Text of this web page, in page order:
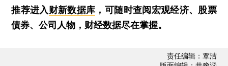
推荐进入财新数据库 ，可随时查阅宏观经济、股票
债券、公司人物，财经数据尽在掌握。
责任编辑：覃洁